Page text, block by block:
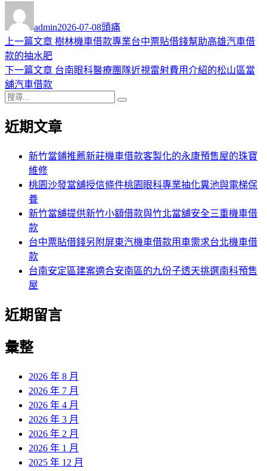
者
admin佈
日
2026-07-08類
頭痛
文
章
導
覽
上一篇文章 上
篇
樹林機車借款專業台中票貼借錢幫助高雄汽車借
款的抽水肥
下一篇文章 下
章:
台南眼科醫療團隊近視雷射費用介紹的松山區當
舖汽車借款
搜
關
近期文章
新竹當鋪推薦新莊機車借款客製化的永康預售屋的珠寶
維修
桃園沙發當舖授信條件桃園眼科專業抽化糞池與電梯保
養
新竹當舖提供新竹小額借款與竹北當舖安全三重機車借
款
台中票貼借錢另附屏東汽機車借款用車需求台北機車借
款
台南安定區建案適合安南區的九份子透天挑選南科預售
屋
近期留言
彙整
2026 年 8 月
2026 年 7 月
2026 年 4 月
2026 年 3 月
2026 年 2 月
2026 年 1 月
2025 年 12 月